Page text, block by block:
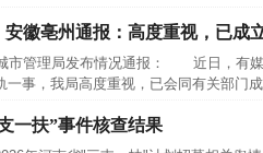
徽亳州通报：高度重视，已成
管理局发布情况通报： 近日，有媒
一事，我局高度重视，已会同有关部门
一扶”事件核查结果